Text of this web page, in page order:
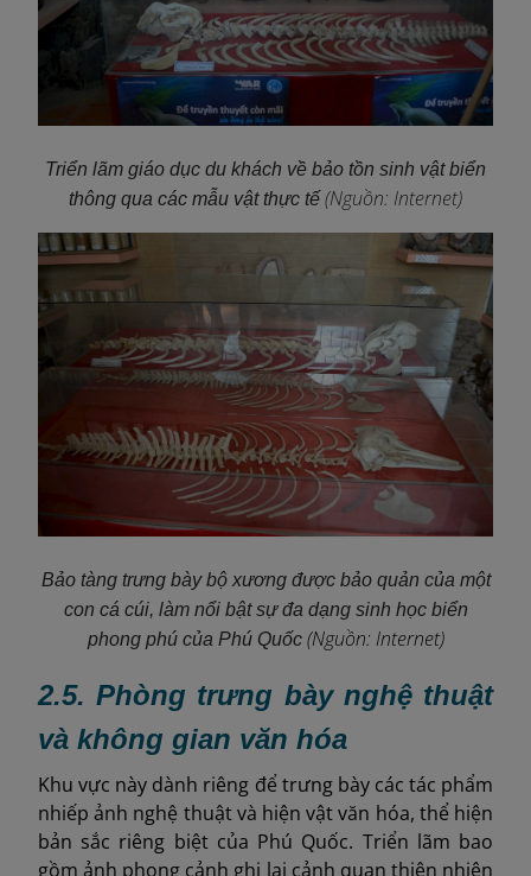
Triển lãm giáo dục du khách về bảo tồn sinh vật biển
thông qua các mẫu vật thực tế (Nguồn: Internet)
Bảo tàng trưng bày bộ xương được bảo quản của một
con cá cúi, làm nổi bật sự đa dạng sinh học biển
phong phú của Phú Quốc (Nguồn: Internet)
2.5. Phòng trưng bày nghệ thuật
và không gian văn hóa
Khu vực này dành riêng để trưng bày các tác phẩm
nhiếp ảnh nghệ thuật và hiện vật văn hóa, thể hiện
bản sắc riêng biệt của Phú Quốc. Triển lãm bao
gồm ảnh phong cảnh ghi lại cảnh quan thiên nhiên